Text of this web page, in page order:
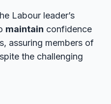
Labour leader’s
maintain confidence
assuring members of
the challenging